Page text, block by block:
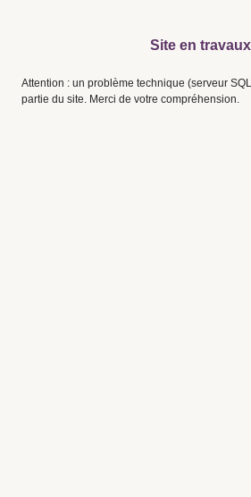
Site en travaux
Attention : un problème technique (serveur
partie du site. Merci de votre compréhension.